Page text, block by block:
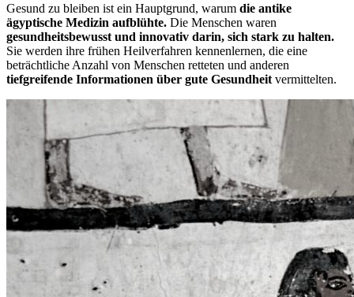
Gesund zu bleiben ist ein Hauptgrund, warum die antike
ägyptische Medizin aufblühte. Die Menschen waren
gesundheitsbewusst und innovativ darin, sich stark zu halten.
Sie werden ihre frühen Heilverfahren kennenlernen, die eine
beträchtliche Anzahl von Menschen retteten und anderen
tiefgreifende Informationen über gute Gesundheit vermittelten.